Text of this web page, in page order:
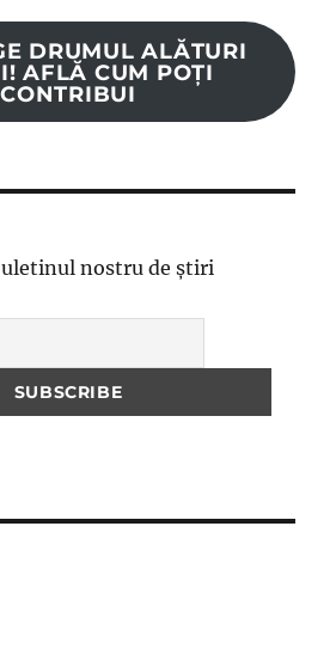
DRUMUL ALĂTURI
AFLĂ CUM POȚI
CONTRIBUI
nostru de știri